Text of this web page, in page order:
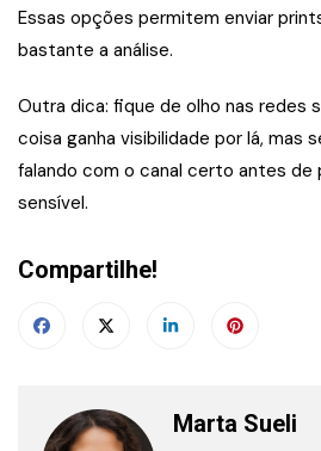
Essas opções permitem enviar
bastante a análise.
Outra dica: fique de olho nas redes
coisa ganha visibilidade por lá, mas
falando com o canal certo antes de
sensível.
Compartilhe!
Marta Sueli